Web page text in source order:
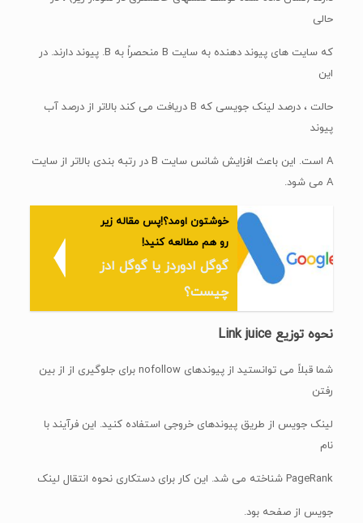
حالی
که سایت های پیوند دهنده به سایت B منحصراً به B. پیوند دارند. در
این
حالت ، درصد لینک جویسی که B دریافت می کند بالاتر از درصد آب
پیوند
A است. این باعث افزایش شانس سایت B در رتبه بندی بالاتر از سایت
A می شود.
خوشتون اومد؟!پس مقاله زیر
رو هم مطالعه کنید!
گوگل ادوردز یا گوگل ادز
چیست؟
نحوه توزیع Link juice
شما قبلاً می توانستید از پیوندهای nofollow برای جلوگیری از از بین
رفتن
لینک جویس از طریق پیوندهای خروجی استفاده کنید. این فرآیند با
نام
PageRank شناخته می شد. این کار برای دستکاری نحوه انتقال لینک
جویس از صفحه بود.